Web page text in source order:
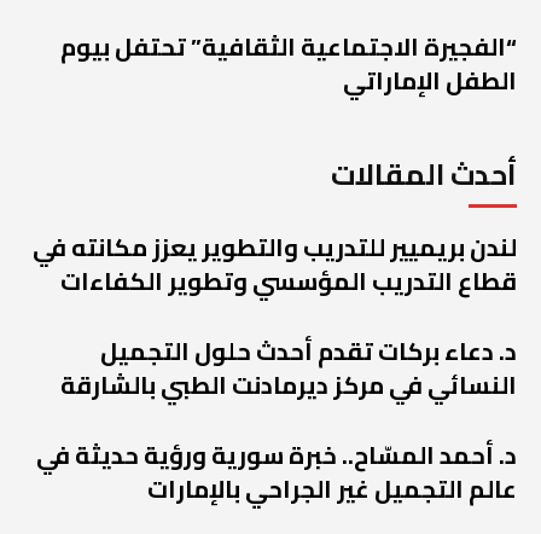
“الفجيرة الاجتماعية الثقافية” تحتفل بيوم
الطفل الإماراتي
أحدث المقالات
لندن بريميير للتدريب والتطوير يعزز مكانته في
قطاع التدريب المؤسسي وتطوير الكفاءات
د. دعاء بركات تقدم أحدث حلول التجميل
النسائي في مركز ديرمادنت الطبي بالشارقة
د. أحمد المسّاح.. خبرة سورية ورؤية حديثة في
عالم التجميل غير الجراحي بالإمارات